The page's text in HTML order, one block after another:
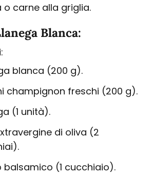
o carne alla griglia.
Blanca:
blanca (200 g).
champignon freschi (200 g).
(1 unità).
di oliva (2
balsamico (1 cucchiaio).